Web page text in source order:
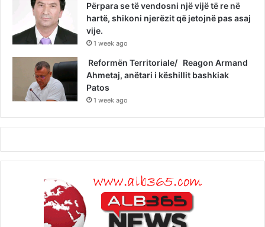
Përpara se të vendosni një vijë të re në
hartë, shikoni njerëzit që jetojnë pas asaj
vije.
1 week ago
Reformën Territoriale/ Reagon Armand
Ahmetaj, anëtari i këshillit bashkiak
Patos
1 week ago